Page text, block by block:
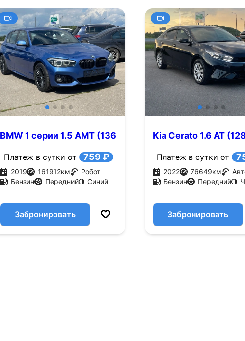
BMW 1 серии 1.5 AMT (136
Платеж в сутки от 759 ₽
2019 161912км
Робот
Бензин
Передний Синий
Забронировать
Kia Cerato 1.6 AT
Платеж в сутки от
2022 76649км
Бензин
Передний
Забронировать